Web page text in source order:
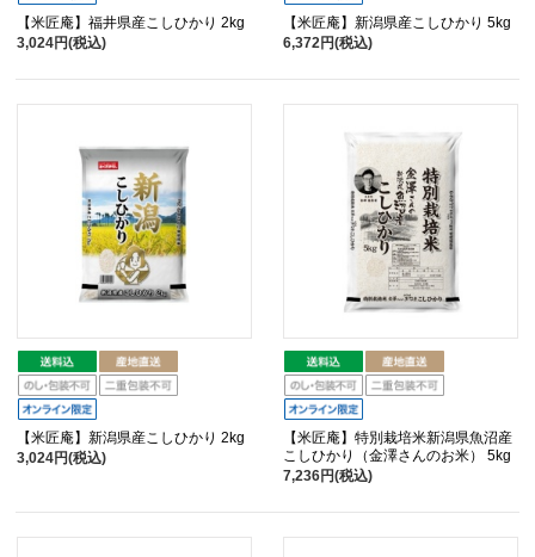
【米匠庵】福井県産こしひかり 2kg
3,024円(税込)
【米匠庵】新潟県産こしひかり 5kg
6,372円(税込)
【米匠庵】新潟県産こしひかり 2kg
3,024円(税込)
【米匠庵】特別栽培米新潟県魚沼産
こしひかり（金澤さんのお米） 5kg
7,236円(税込)